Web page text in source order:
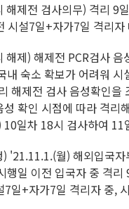
제전 검사의무) 격리 9
시설7일+자가7일 격리자
제) 해제전 PCR검사 음
내 숙소 확보가 어려워
해제전 검사 음성확인을
성 확인 시점에 따라 격리
일차 18시 검사하여
'21.11.1.(월) 해외입국자
행일 이전 입국자 중 격
일+자가7일 격리자 중,